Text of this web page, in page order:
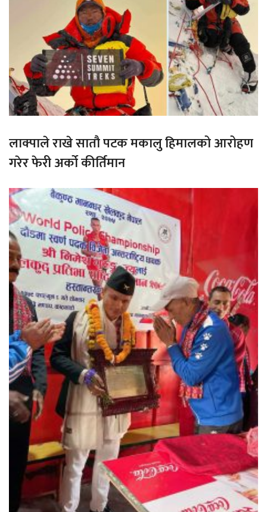
लाक्पाले राखे सातौ पटक मकालु हिमालको आरोहण
गरेर फेरी अर्को कीर्तिमान